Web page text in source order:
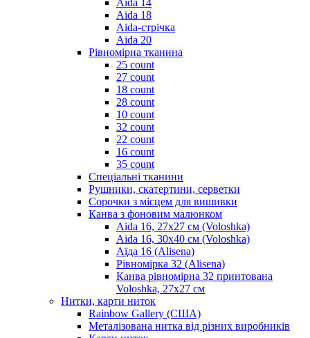
Aida 18
Aida-стрічка
Aida 20
Рівномірна тканина
25 count
27 count
18 count
28 count
10 count
32 count
22 count
16 count
35 count
Спеціальні тканини
Рушники, скатертини, серветки
Сорочки з місцем для вишивки
Канва з фоновим малюнком
Aida 16, 27х27 см (Voloshka)
Aida 16, 30х40 см (Voloshka)
Аїда 16 (Alisena)
Рівномірка 32 (Alisena)
Канва рівномірна 32 принтована
Voloshka, 27х27 см
Нитки, карти ниток
Rainbow Gallery (США)
Металізована нитка від різних виробників